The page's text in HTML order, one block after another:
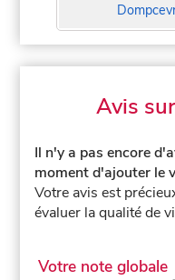
Avis
Il n'y a pas encore
moment d'ajouter le
Votre avis est
évaluer la qualité de
Votre note globale